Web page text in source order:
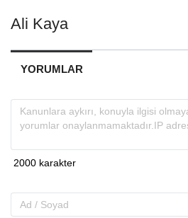
Ali Kaya
YORUMLAR